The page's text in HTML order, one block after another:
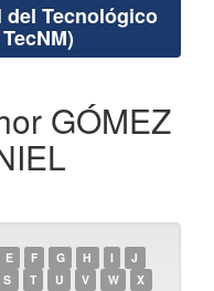
Tecnológico
GÓMEZ
E F G H I
J
S T U V W
X